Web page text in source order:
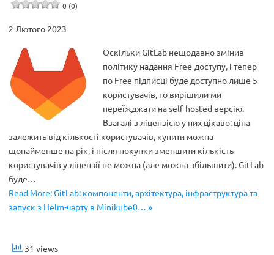
0 (0)
2 Лютого 2023
Оскільки GitLab нещодавно змінив
політику надання Free-доступу, і тепер
по Free підписці буде доступно лише 5
користувачів, то вирішили ми
переїжджати на self-hosted версію.
Взагалі з ліцензією у них цікаво: ціна
залежить від кількості користувачів, купити можна
щонайменше на рік, і після покупки зменшити кількість
користувачів у ліцензії не можна (але можна збільшити). GitLab
буде…
Read More: GitLab: компоненти, архітектура, інфраструктура та
запуск з Helm-чарту в Minikube0… »
31 views